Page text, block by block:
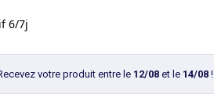
6/7j
votre produit entre le 12/08et le 14/08!